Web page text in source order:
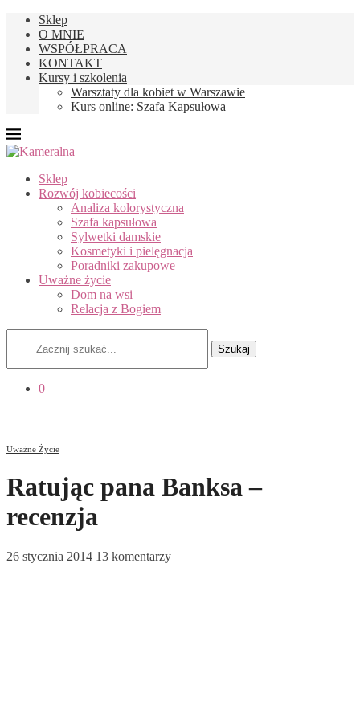
Sklep
O MNIE
WSPÓŁPRACA
KONTAKT
Kursy i szkolenia
Warsztaty dla kobiet w Warszawie
Kurs online: Szafa Kapsułowa
Sklep
Rozwój kobiecości
Analiza kolorystyczna
Szafa kapsułowa
Sylwetki damskie
Kosmetyki i pielęgnacja
Poradniki zakupowe
Uważne życie
Dom na wsi
Relacja z Bogiem
Szukaj
0
Uważne Życie
Ratując pana Banksa –
recenzja
26 stycznia 2014 13 komentarzy